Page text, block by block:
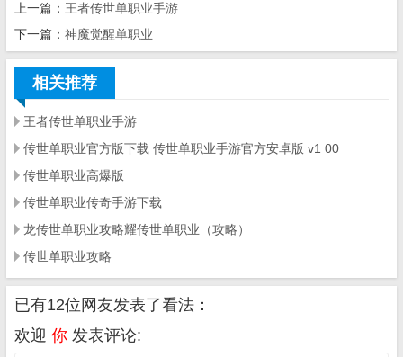
上一篇： 王者传世单职业手游
下一篇： 神魔觉醒单职业
相关推荐
王者传世单职业手游
传世单职业官方版下载 传世单职业手游官方安卓版 v1 00
传世单职业高爆版
传世单职业传奇手游下载
龙传世单职业攻略耀传世单职业（攻略）
传世单职业攻略
已有12位网友发表了看法：
欢迎 你 发表评论: